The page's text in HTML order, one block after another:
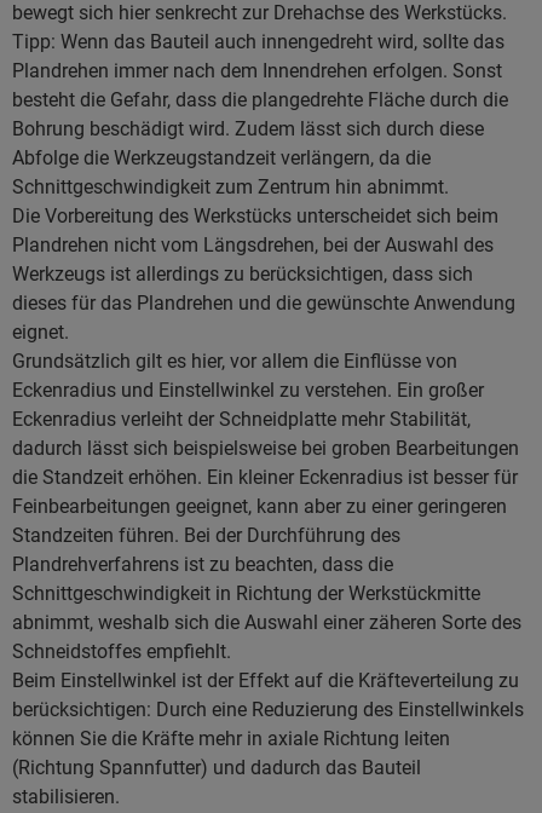
bewegt sich hier senkrecht zur Drehachse des Werkstücks.
Tipp: Wenn das Bauteil auch innengedreht wird, sollte das
Plandrehen immer nach dem Innendrehen erfolgen. Sonst
besteht die Gefahr, dass die plangedrehte Fläche durch die
Bohrung beschädigt wird. Zudem lässt sich durch diese
Abfolge die Werkzeugstandzeit verlängern, da die
Schnittgeschwindigkeit zum Zentrum hin abnimmt.
Die Vorbereitung des Werkstücks unterscheidet sich beim
Plandrehen nicht vom Längsdrehen, bei der Auswahl des
Werkzeugs ist allerdings zu berücksichtigen, dass sich
dieses für das Plandrehen und die gewünschte Anwendung
eignet.
Grundsätzlich gilt es hier, vor allem die Einflüsse von
Eckenradius und Einstellwinkel zu verstehen. Ein großer
Eckenradius verleiht der Schneidplatte mehr Stabilität,
dadurch lässt sich beispielsweise bei groben Bearbeitungen
die Standzeit erhöhen. Ein kleiner Eckenradius ist besser für
Feinbearbeitungen geeignet, kann aber zu einer geringeren
Standzeiten führen. Bei der Durchführung des
Plandrehverfahrens ist zu beachten, dass die
Schnittgeschwindigkeit in Richtung der Werkstückmitte
abnimmt, weshalb sich die Auswahl einer zäheren Sorte des
Schneidstoffes empfiehlt.
Beim Einstellwinkel ist der Effekt auf die Kräfteverteilung zu
berücksichtigen: Durch eine Reduzierung des Einstellwinkels
können Sie die Kräfte mehr in axiale Richtung leiten
(Richtung Spannfutter) und dadurch das Bauteil
stabilisieren.